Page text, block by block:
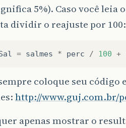
5%). Caso você
dividir o reajuste por 100:
= salmes * perc / 100 +
coloque seu código
http://www.guj.com.br/
apenas mostrar o